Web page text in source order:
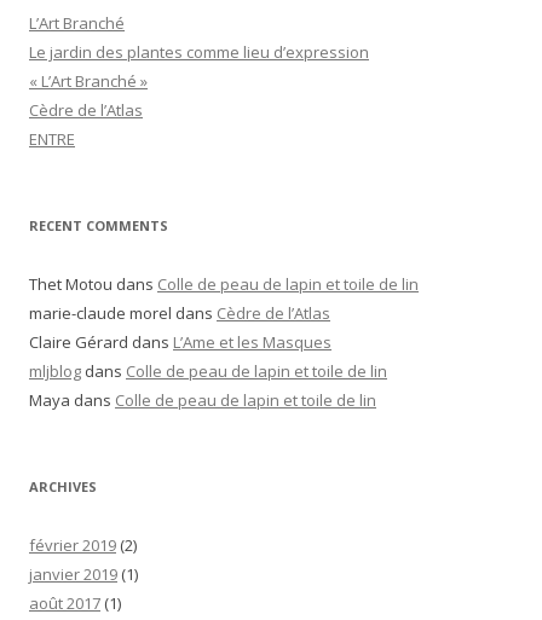
L’Art Branché
Le jardin des plantes comme lieu d’expression
« L’Art Branché »
Cèdre de l’Atlas
ENTRE
RECENT COMMENTS
Thet Motou dans Colle de peau de lapin et toile de lin
marie-claude morel dans Cèdre de l’Atlas
Claire Gérard dans L’Ame et les Masques
mljblog dans Colle de peau de lapin et toile de lin
Maya dans Colle de peau de lapin et toile de lin
ARCHIVES
février 2019 (2)
janvier 2019 (1)
août 2017 (1)